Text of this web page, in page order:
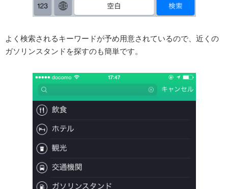
よく検索されるキーワードが予め用意されているので、近くの
ガソリンスタンドを探すのも簡単です。